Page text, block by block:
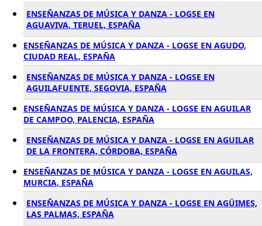
ENSEÑANZAS DE MÚSICA Y DANZA - LOGSE EN
AGUAVIVA, TERUEL, ESPAÑA
ENSEÑANZAS DE MÚSICA Y DANZA - LOGSE EN AGUDO,
CIUDAD REAL, ESPAÑA
ENSEÑANZAS DE MÚSICA Y DANZA - LOGSE EN
AGUILAFUENTE, SEGOVIA, ESPAÑA
ENSEÑANZAS DE MÚSICA Y DANZA - LOGSE EN AGUILAR
DE CAMPOO, PALENCIA, ESPAÑA
ENSEÑANZAS DE MÚSICA Y DANZA - LOGSE EN AGUILAR
DE LA FRONTERA, CÓRDOBA, ESPAÑA
ENSEÑANZAS DE MÚSICA Y DANZA - LOGSE EN AGUILAS,
MURCIA, ESPAÑA
ENSEÑANZAS DE MÚSICA Y DANZA - LOGSE EN AGÜIMES,
LAS PALMAS, ESPAÑA